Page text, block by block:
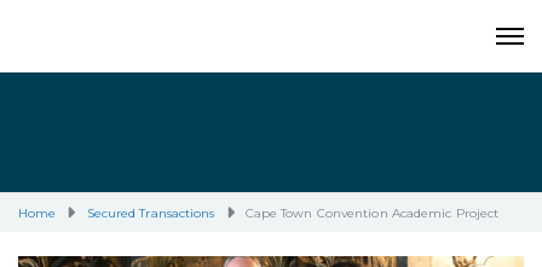
Home Secured Transactions Cape Town Convention Academic Project